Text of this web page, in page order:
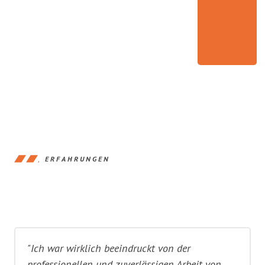
ERFAHRUNGEN
"Ich war wirklich beeindruckt von der